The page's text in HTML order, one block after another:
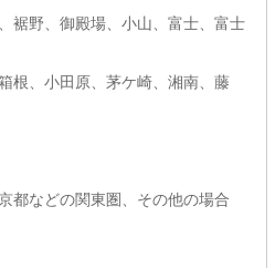
裾野、御殿場、小山、富士、富士
根、小田原、茅ケ崎、湘南、藤
都などの関東圏、その他の場合